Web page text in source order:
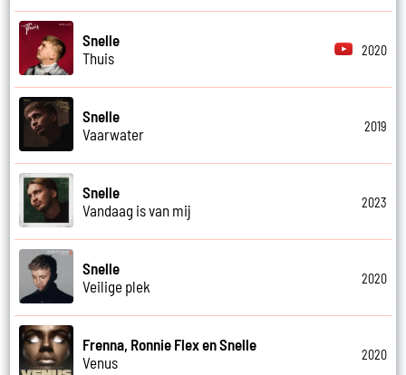
Snelle
Thuis
2020
Snelle
Vaarwater
2019
Snelle
Vandaag is van mij
2023
Snelle
Veilige plek
2020
Frenna, Ronnie Flex en Snelle
Venus
2020